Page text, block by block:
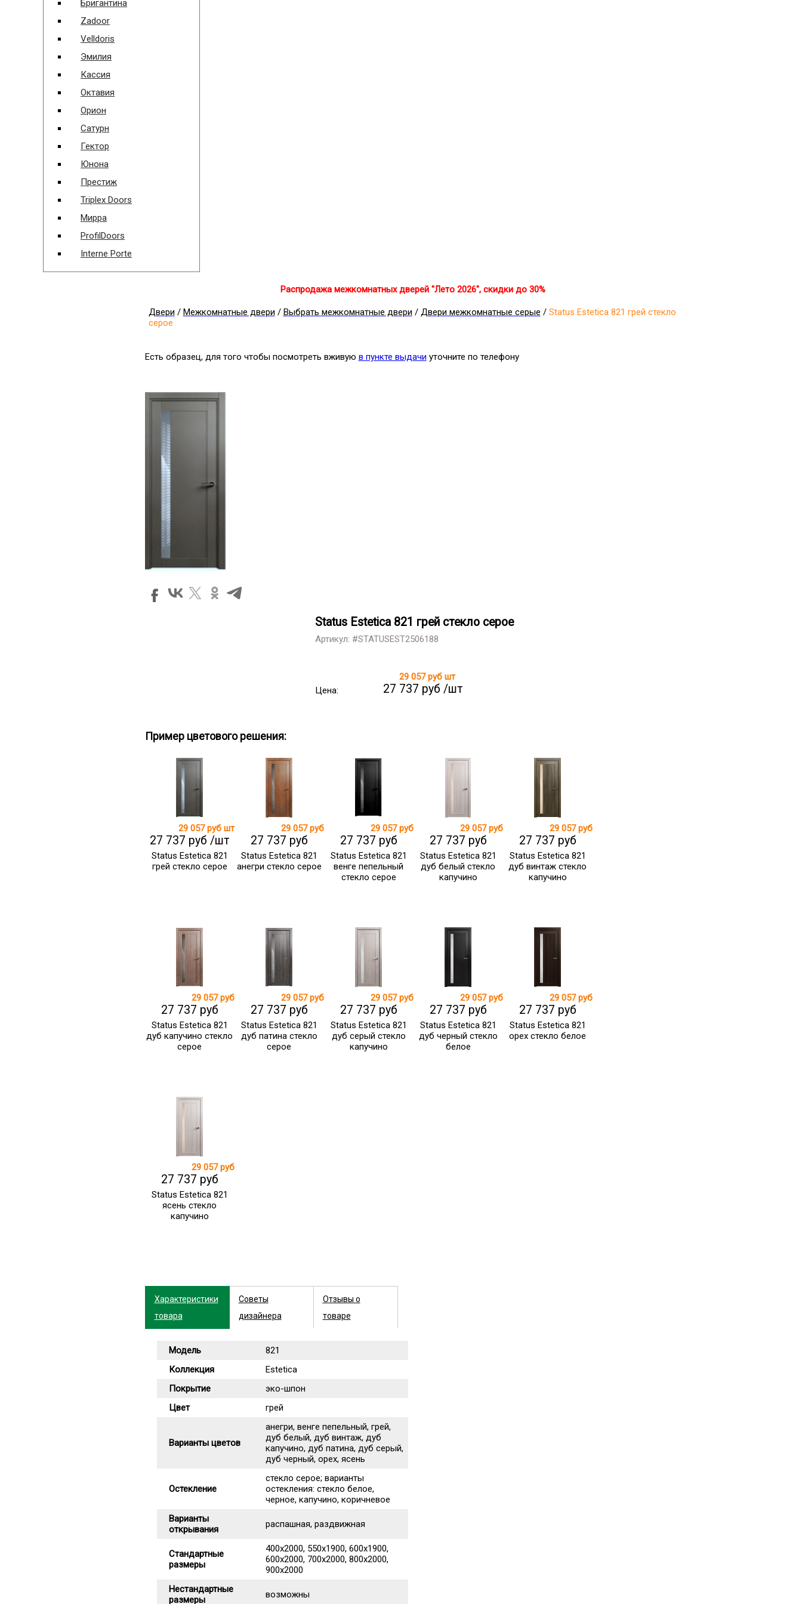
Бригантина
Zadoor
Velldoris
Эмилия
Кассия
Октавия
Орион
Сатурн
Гектор
Юнона
Престиж
Triplex Doors
Мирра
ProfilDoors
Interne Porte
Распродажа межкомнатных дверей "Лето 2026", скидки до 30%
Двери / Межкомнатные двери / Выбрать межкомнатные двери / Двери межкомнатные серые / Status Estetica 821 грей стекло
серое
Есть образец, для того чтобы посмотреть вживую в пункте выдачи уточните по телефону
Status Estetica 821 грей стекло серое
Артикул: #STATUSEST2506188
Цена:
29 057 руб шт
27 737 руб /шт
Пример цветового решения:
29 057 руб шт
27 737 руб /шт
Status Estetica 821
грей стекло серое
29 057 руб
27 737 руб
Status Estetica 821
анегри стекло серое
29 057 руб
27 737 руб
Status Estetica 821
венге пепельный
стекло серое
29 057 руб
27 737 руб
Status Estetica 821
дуб белый стекло
капучино
29 057 руб
27 737 руб
Status Estetica 821
дуб винтаж стекло
капучино
29 057 руб
27 737 руб
Status Estetica 821
дуб капучино стекло
серое
29 057 руб
27 737 руб
Status Estetica 821
дуб патина стекло
серое
29 057 руб
27 737 руб
Status Estetica 821
дуб серый стекло
капучино
29 057 руб
27 737 руб
Status Estetica 821
дуб черный стекло
белое
29 057 руб
27 737 руб
Status Estetica 821
орех стекло белое
29 057 руб
27 737 руб
Status Estetica 821
ясень стекло
капучино
Характеристики
товара
Советы
дизайнера
Отзывы о
товаре
Модель
821
Коллекция
Estetica
Покрытие
эко-шпон
Цвет
грей
Варианты цветов
анегри, венге пепельный, грей,
дуб белый, дуб винтаж, дуб
капучино, дуб патина, дуб серый,
дуб черный, орех, ясень
Остекление
стекло серое; варианты
остекления: стекло белое,
черное, капучино, коричневое
Варианты
открывания
распашная, раздвижная
Стандартные
размеры
400х2000, 550х1900, 600х1900,
600х2000, 700х2000, 800х2000,
900х2000
Нестандартные
размеры
возможны